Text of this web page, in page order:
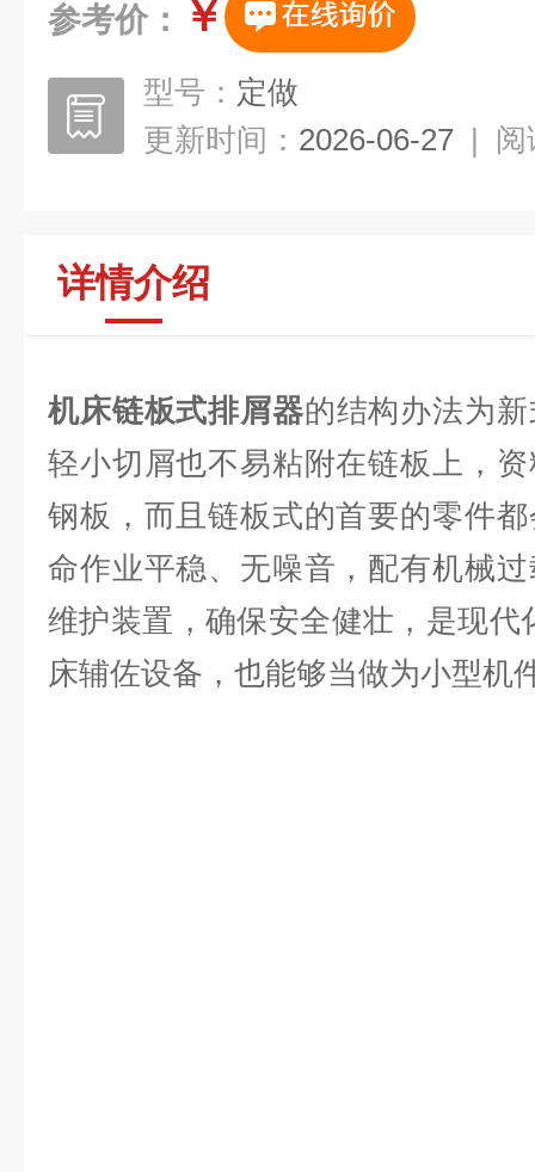
参考价： ￥
型号： 定做
更新时间： 2026-06-27 | 阅
详情介绍
机床链板式排屑器的结构办法为
轻小切屑也不易粘附在链板上，
钢板，而且链板式的首要的零件
命作业平稳、无噪音，配有机械
维护装置，确保安全健壮，是现代
床辅佐设备，也能够当做为小型机